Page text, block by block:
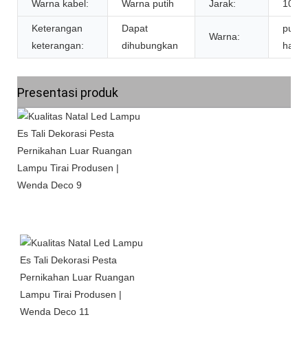
Warna kabel: Warna putih Jarak:
Keterangan
keterangan:
Dapat
dihubungkan
Warna:
Presentasi produk